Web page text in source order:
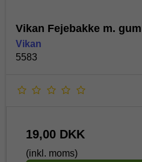
Vikan Fejebakke m.
Vikan
5583
19,00 DKK
(inkl. moms)